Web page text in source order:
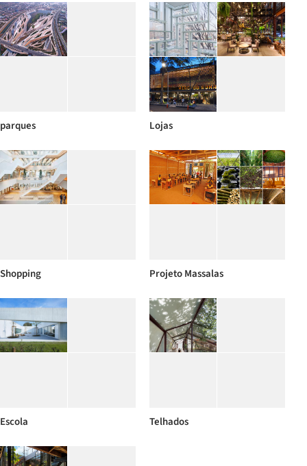
parques Lojas
Shopping Projeto Massalas
Escola Telhados